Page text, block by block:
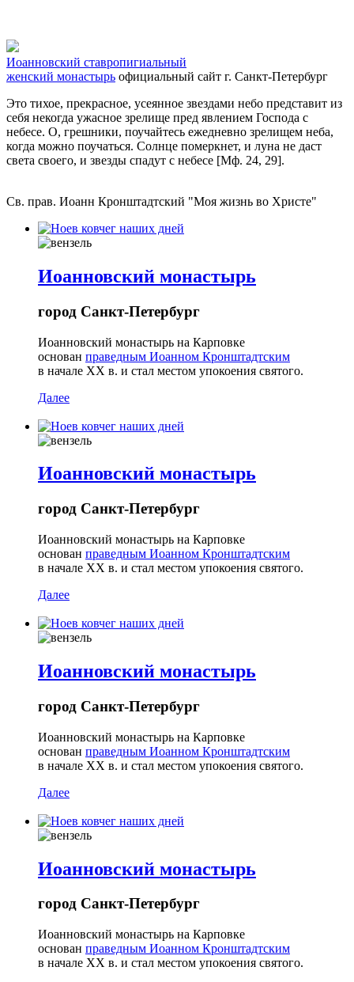
Иоанновский ставропигиальный
женский монастырь официальный сайт г. Санкт-Петербург
Это тихое, прекрасное, усеянное звездами небо представит из
себя некогда ужасное зрелище пред явлением Господа с
небесе. О, грешники, поучайтесь ежедневно зрелищем неба,
когда можно поучаться. Солнце померкнет, и луна не даст
света своего, и звезды спадут с небесе [Мф. 24, 29].
Св. прав. Иоанн Кронштадтский "Моя жизнь во Христе"
Иоанновский монастырь
город Санкт-Петербург
Иоанновский монастырь на Карповке
основан праведным Иоанном Кронштадтским
в начале ХХ в. и стал местом упокоения святого.
Далее
Иоанновский монастырь
город Санкт-Петербург
Иоанновский монастырь на Карповке
основан праведным Иоанном Кронштадтским
в начале ХХ в. и стал местом упокоения святого.
Далее
Иоанновский монастырь
город Санкт-Петербург
Иоанновский монастырь на Карповке
основан праведным Иоанном Кронштадтским
в начале ХХ в. и стал местом упокоения святого.
Далее
Иоанновский монастырь
город Санкт-Петербург
Иоанновский монастырь на Карповке
основан праведным Иоанном Кронштадтским
в начале ХХ в. и стал местом упокоения святого.